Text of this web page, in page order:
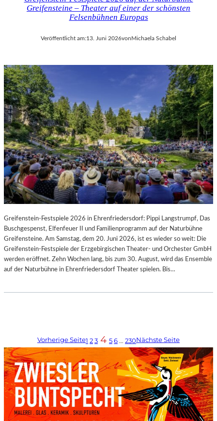
Greifensteine – Theater auf einer der schönsten
Felsenbühnen Europas
Veröffentlicht am:13. Juni 2026von Michaela Schabel
Greifenstein-Festspiele 2026 in Ehrenfriedersdorf: Pippi Langstrumpf, Das
Buschgespenst, Elfenfeuer II und Familienprogramm auf der Naturbühne
Greifensteine. Am Samstag, dem 20. Juni 2026, ist es wieder so weit: Die
Greifenstein-Festspiele der Erzgebirgischen Theater- und Orchester GmbH
werden eröffnet. Zehn Wochen lang, bis zum 30. August, wird das Ensemble
auf der Naturbühne in Ehrenfriedersdorf Theater spielen. Bis…
Vorherige Seite1 23 4 56… 230Nächste Seite